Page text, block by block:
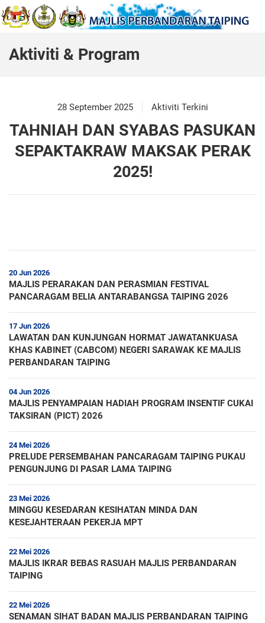
Aktiviti & Program
28 September 2025 Aktiviti Terkini
TAHNIAH DAN SYABAS PASUKAN
SEPAKTAKRAW MAKSAK PERAK
2025!
20 Jun 2026
MAJLIS PERARAKAN DAN PERASMIAN FESTIVAL
PANCARAGAM BELIA ANTARABANGSA TAIPING 2026
17 Jun 2026
LAWATAN DAN KUNJUNGAN HORMAT JAWATANKUASA
KHAS KABINET (CABCOM) NEGERI SARAWAK KE MAJLIS
PERBANDARAN TAIPING
04 Jun 2026
MAJLIS PENYAMPAIAN HADIAH PROGRAM INSENTIF CUKAI
TAKSIRAN (PICT) 2026
24 Mei 2026
PRELUDE PERSEMBAHAN PANCARAGAM TAIPING PUKAU
PENGUNJUNG DI PASAR LAMA TAIPING
23 Mei 2026
MINGGU KESEDARAN KESIHATAN MINDA DAN
KESEJAHTERAAN PEKERJA MPT
22 Mei 2026
MAJLIS IKRAR BEBAS RASUAH MAJLIS PERBANDARAN
TAIPING
22 Mei 2026
SENAMAN SIHAT BADAN MAJLIS PERBANDARAN TAIPING